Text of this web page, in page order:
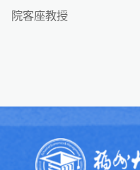
院客座教授